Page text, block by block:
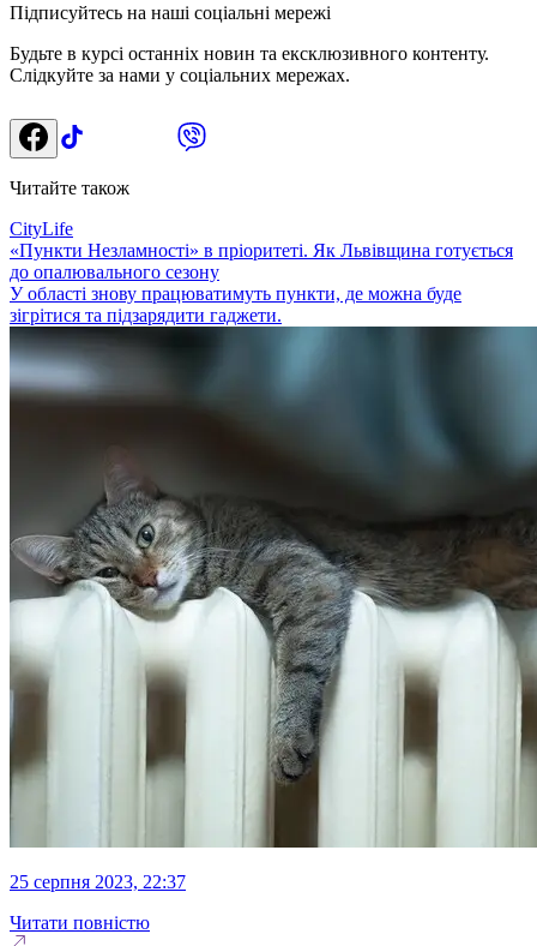
Підписуйтесь на наші соціальні мережі
Будьте в курсі останніх новин та ексклюзивного контенту.
Слідкуйте за нами у соціальних мережах.
Читайте також
CityLife
«Пункти Незламності» в пріоритеті. Як Львівщина готується
до опалювального сезону
У області знову працюватимуть пункти, де можна буде
зігрітися та підзарядити гаджети.
25 серпня 2023, 22:37
Читати повністю